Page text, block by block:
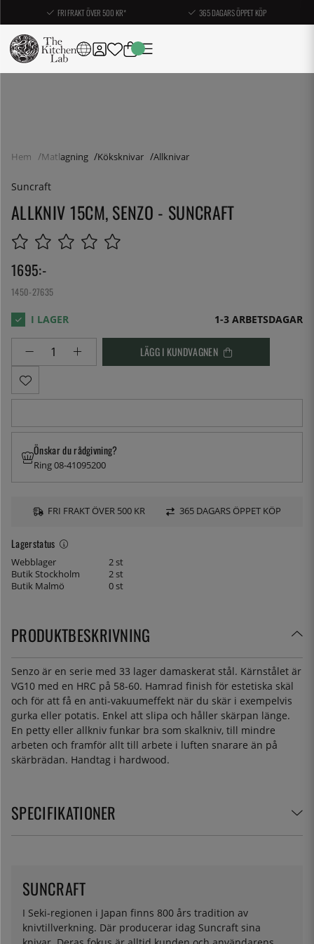
FRI FRAKT ÖVER 500 KR* 365 DAGARS ÖPPET KÖP
Hem Matlagning Köksknivar Allknivar
Suncraft
ALLKNIV 15CM, SENZO - SUNCRAFT
1695:-
1450-27635
1-3 ARBETSDAGAR
LÄGG I KUNDVAGNEN
Lagerstatus
Webblager
2 st
Butik Stockholm
2 st
Butik Malmö
0 st
Önskar du rådgivning?
Ring 08-41095200
FRI FRAKT ÖVER 500 KR 365 DAGARS ÖPPET KÖP
PRODUKTBESKRIVNING
Senzo är en serie med 33 lager damaskerat stål. Kärnstålet är
VG10 med en HRC på 58-60. Hamrad finish för estetiska skäl
och för att få en anti-vakuumeffekt när du skär i exempelvis
gurka eller potatis. Enkel att slipa och håller skärpan länge.
En petty eller allkniv funkar bra som skalkniv, till mindre
arbeten och framför allt till arbete i luften snarare än på
skärbrädan. Handtag i hardwood.
SPECIFIKATIONER
I Seki-regionen i Japan finns 800 års tradition av
knivtillverkning. Där producerar idag Suncraft sina
SUNCRAFT